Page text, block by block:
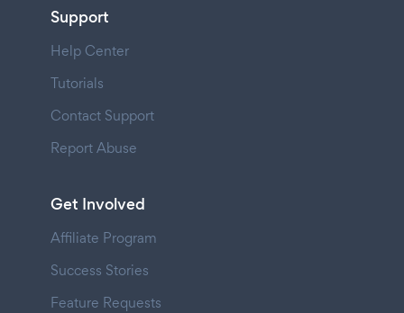
Support
Help Center
Tutorials
Contact Support
Report Abuse
Get Involved
Affiliate Program
Success Stories
Feature Requests